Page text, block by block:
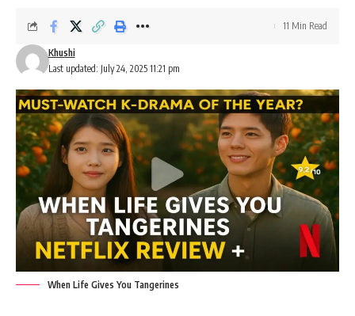
Last updated: July 24, 2025 11:21 pm
Khushi
11 Min Read
When Life Gives You Tangerines